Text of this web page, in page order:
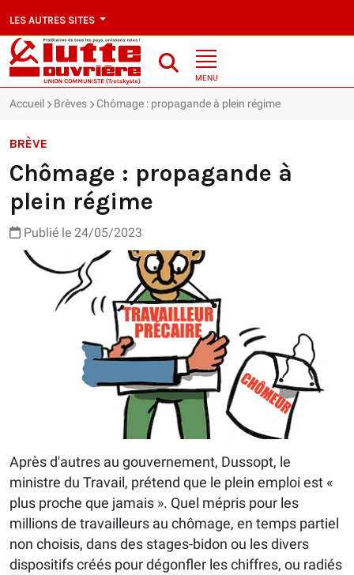
LES AUTRES SITES
MENU
Accueil Brèves Chômage : propagande à plein régime
BRÈVE
Chômage : propagande à
plein régime
Publié le 24/05/2023
Après d'autres au gouvernement, Dussopt, le
ministre du Travail, prétend que le plein emploi est «
plus proche que jamais ». Quel mépris pour les
millions de travailleurs au chômage, en temps partiel
non choisis, dans des stages-bidon ou les divers
dispositifs créés pour dégonfler les chiffres, ou radiés